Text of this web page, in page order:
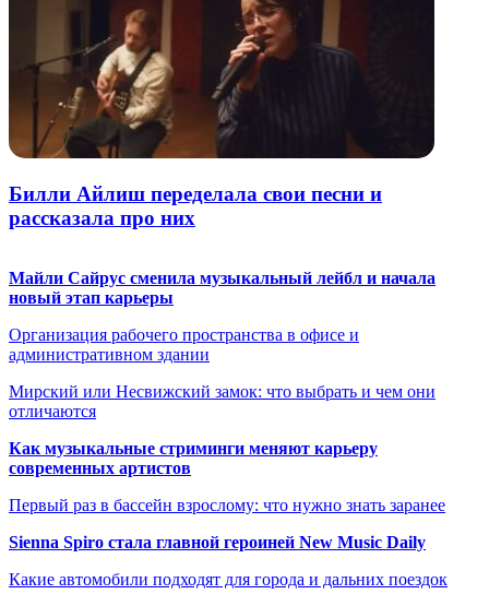
Билли Айлиш переделала свои песни и
рассказала про них
Майли Сайрус сменила музыкальный лейбл и начала
новый этап карьеры
Организация рабочего пространства в офисе и
административном здании
Мирский или Несвижский замок: что выбрать и чем они
отличаются
Как музыкальные стриминги меняют карьеру
современных артистов
Первый раз в бассейн взрослому: что нужно знать заранее
Sienna Spiro стала главной героиней New Music Daily
Какие автомобили подходят для города и дальних поездок